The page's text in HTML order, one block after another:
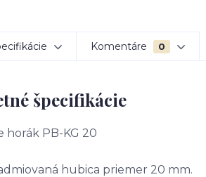
Komentáre 0
špecifikácie
horák PB-KG 20
hubica priemer 20 mm.